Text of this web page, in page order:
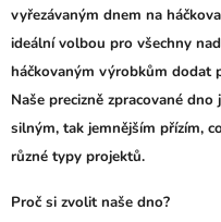
vyřezávaným dnem na
ideální volbou pro všechny
háčkovaným výrobkům dodat
Naše precizně zpracované
silným, tak jemnějším přízím,
různé typy projektů.
Proč si zvolit naše dno?